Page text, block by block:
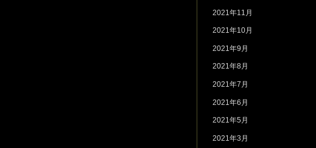
2021年11月
2021年10月
2021年9月
2021年8月
2021年7月
2021年6月
2021年5月
2021年3月